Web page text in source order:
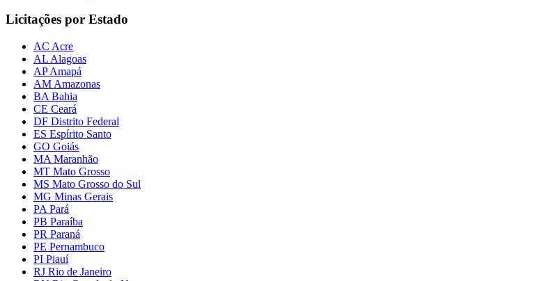
Licitações por Estado
AC Acre
AL Alagoas
AP Amapá
AM Amazonas
BA Bahia
CE Ceará
DF Distrito Federal
ES Espírito Santo
GO Goiás
MA Maranhão
MT Mato Grosso
MS Mato Grosso do Sul
MG Minas Gerais
PA Pará
PB Paraíba
PR Paraná
PE Pernambuco
PI Piauí
RJ Rio de Janeiro